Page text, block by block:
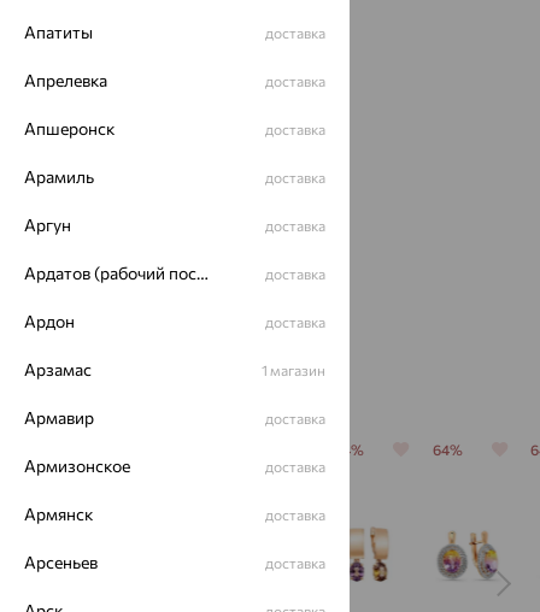
Кольцо,
аметрин,
26 999₽
Похожие изделия
64% 64%
Апатиты доставка
Апрелевка доставка
Апшеронск доставка
Арамиль доставка
Аргун доставка
Ардатов (рабочий поселок) доставка
Ардон доставка
Арзамас 1 магазин
Армавир доставка
Армизонское доставка
Армянск доставка
Арсеньев доставка